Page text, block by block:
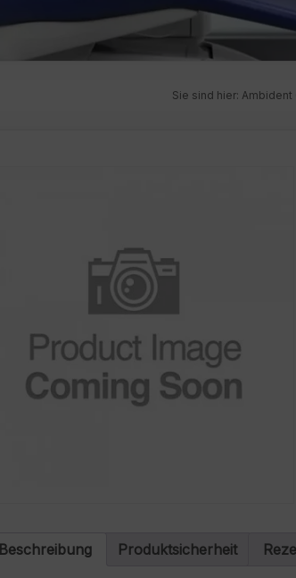
Sie sind hier: Ambident
Beschreibung Produktsicherheit